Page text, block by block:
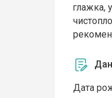
глажка,
Дата